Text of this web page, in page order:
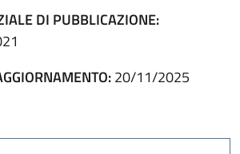
DI PUBBLICAZIONE:
20/11/2025